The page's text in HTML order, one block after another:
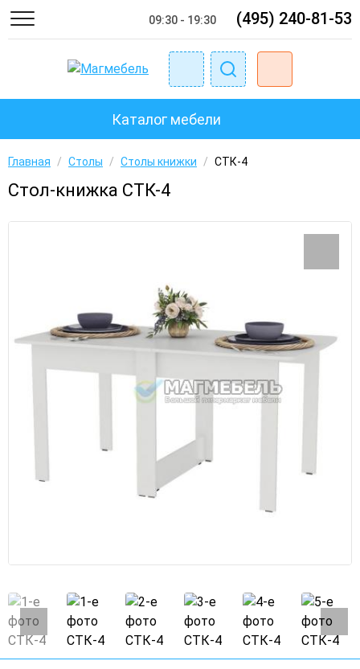
09:30 - 19:30 (495) 240-81-53
Каталог мебели
Главная / Столы / Столы книжки / СТК-4
Стол-книжка СТК-4